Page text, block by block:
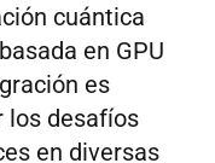
cuántica
en GPU
es
los desafíos
en diversas